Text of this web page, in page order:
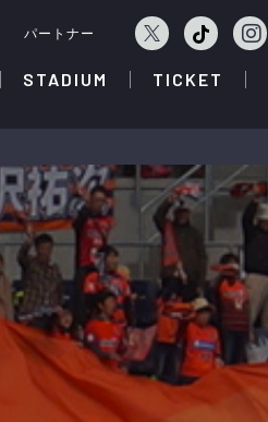
パートナー
STADIUM TICKET